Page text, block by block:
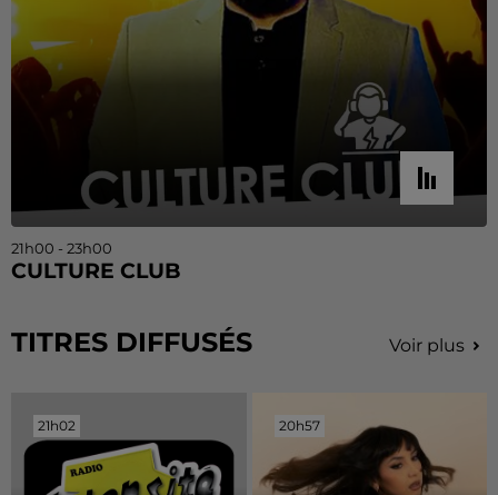
21h00 - 23h00
CULTURE CLUB
TITRES DIFFUSÉS Voir plus
21h02
21h02 20h57
20h57